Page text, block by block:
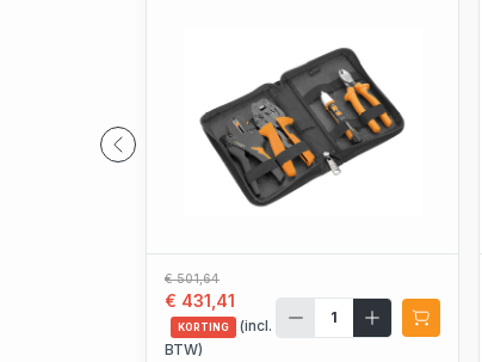
€ 501,64
€ 431,41
KORTING
(incl.
BTW)